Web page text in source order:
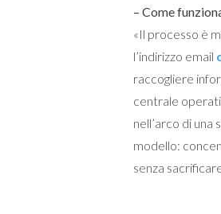
– Come
«Il processo è
l’indirizzo email
raccogliere
centrale
nell’arco di una
modello:
senza